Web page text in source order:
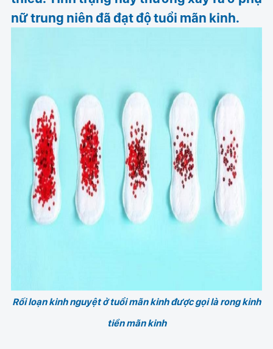
nữ trung niên đã đạt độ tuổi mãn kinh.
Rối loạn kinh nguyệt ở tuổi mãn kinh được gọi là rong kinh
tiền mãn kinh